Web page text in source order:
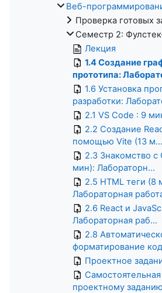
Веб-
Проверка готовых
Семестр 2:
Лекция
1.4 Создание
прототипа:
1.6 Установка
разработки:
2.1 VS Code : 9
2.2 Создание
помощью Vite (13 м...
2.3 Знакомство с
мин): Лабораторн...
2.5 HTML теги (8
Лабораторная
2.6 React и
Лабораторная раб...
2.8
форматирование
Проектное
проектному заданию